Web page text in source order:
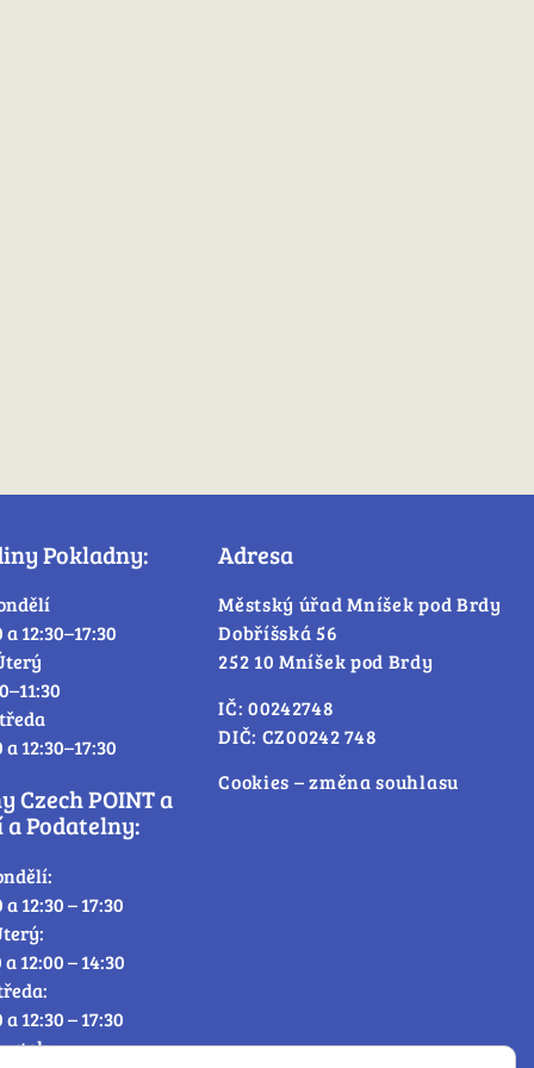
Pokladny:
a 12:30–17:30
a 12:30–17:30
Czech POINT a
Podatelny:
a 12:30 – 17:30
a 12:00 – 14:30
a 12:30 – 17:30
Adresa
Městský úřad Mníšek pod Brdy
Dobříšská 56
252 10 Mníšek pod Brdy
IČ: 00242748
DIČ: CZ00242 748
Cookies – změna souhlasu